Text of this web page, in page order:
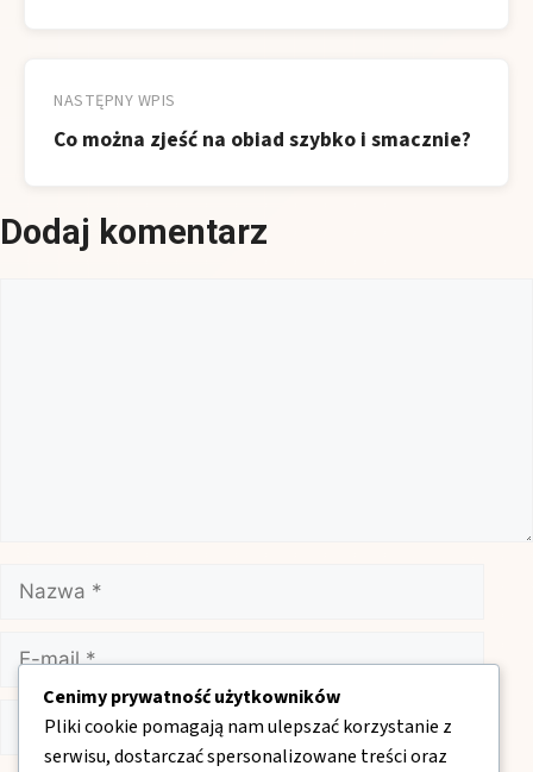
NASTĘPNY WPIS
Co można zjeść na obiad szybko i smacznie?
Dodaj komentarz
Nazwa
mail
Witryna
internetowa
Cenimy prywatność użytkowników
Pliki cookie pomagają nam ulepszać korzystanie z
serwisu, dostarczać spersonalizowane treści oraz